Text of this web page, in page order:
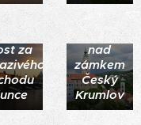
za
duha
nad
zámkem
Český
Krumlov